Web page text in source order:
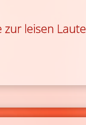
zur leisen Laute